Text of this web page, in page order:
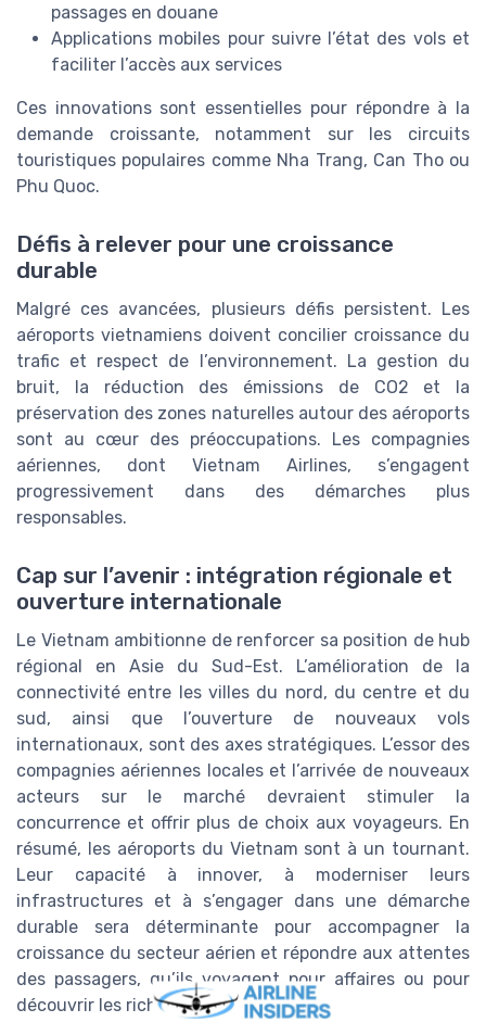
passages en douane
Applications mobiles pour suivre l’état des vols et
faciliter l’accès aux services
Ces innovations sont essentielles pour répondre à la
demande croissante, notamment sur les circuits
touristiques populaires comme Nha Trang, Can Tho ou
Phu Quoc.
Défis à relever pour une croissance
durable
Malgré ces avancées, plusieurs défis persistent. Les
aéroports vietnamiens doivent concilier croissance du
trafic et respect de l’environnement. La gestion du
bruit, la réduction des émissions de CO2 et la
préservation des zones naturelles autour des aéroports
sont au cœur des préoccupations. Les compagnies
aériennes, dont Vietnam Airlines, s’engagent
progressivement dans des démarches plus
responsables.
Cap sur l’avenir : intégration régionale et
ouverture internationale
Le Vietnam ambitionne de renforcer sa position de hub
régional en Asie du Sud-Est. L’amélioration de la
connectivité entre les villes du nord, du centre et du
sud, ainsi que l’ouverture de nouveaux vols
internationaux, sont des axes stratégiques. L’essor des
compagnies aériennes locales et l’arrivée de nouveaux
acteurs sur le marché devraient stimuler la
concurrence et offrir plus de choix aux voyageurs. En
résumé, les aéroports du Vietnam sont à un tournant.
Leur capacité à innover, à moderniser leurs
infrastructures et à s’engager dans une démarche
durable sera déterminante pour accompagner la
croissance du secteur aérien et répondre aux attentes
des passagers, qu’ils voyagent pour affaires ou pour
découvrir les richesses du pays.